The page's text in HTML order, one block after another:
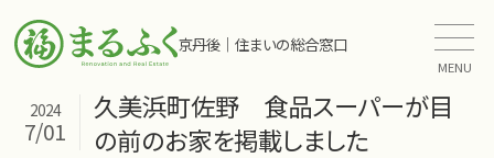
京丹後｜住まいの総合窓口
MENU
久美浜町佐野 食品スーパーが目
の前のお家を掲載しました
2024
7/01